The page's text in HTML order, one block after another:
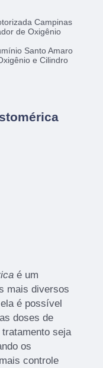
Campinas
de Oxigênio
Santo Amaro
e Cilindro
é um
mais diversos
é possível
doses de
seja
os
controle